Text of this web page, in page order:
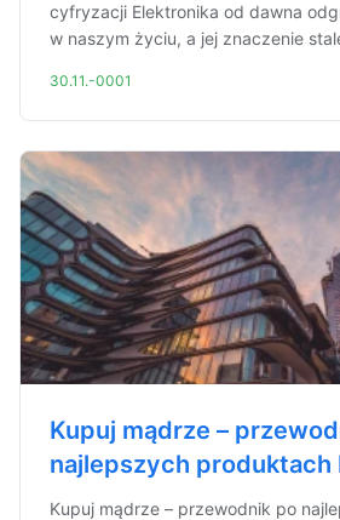
cyfryzacji Elektronika od dawna
w naszym życiu, a jej znaczenie
30.11.-0001
Kupuj mądrze –
najlepszych produktach
Kupuj mądrze – przewodnik po